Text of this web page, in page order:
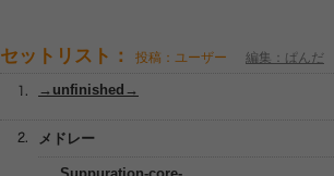
セットリスト： 投稿：ユーザー 編集：ぱんだ
→unfinished→
メドレー